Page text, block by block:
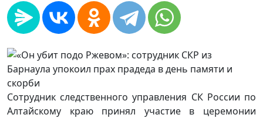
Сотрудник следственного управления СК России по
Алтайскому краю принял участие в церемонии